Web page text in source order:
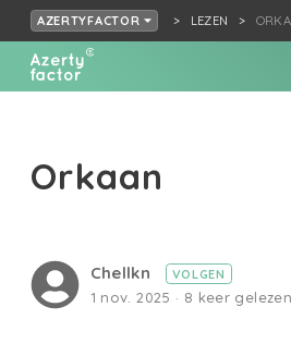
AZERTYFACTOR LEZEN
Orkaan
Chellkn VOLGEN
1 nov. 2025 · 8 keer